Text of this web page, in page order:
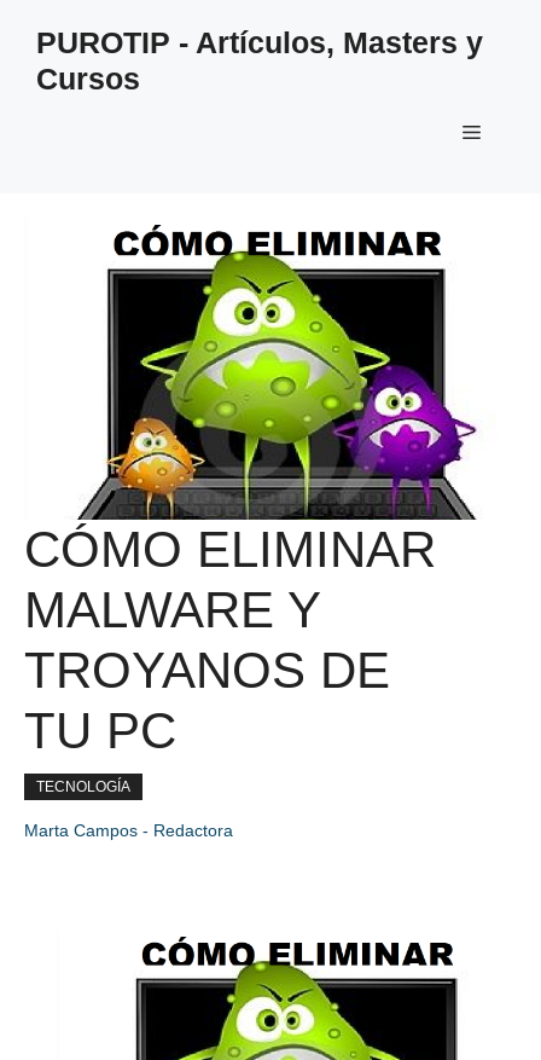
contenido
PUROTIP - Artículos, Masters y
Cursos
Menú
CÓMO ELIMINAR
MALWARE Y
TROYANOS DE
TU PC
TECNOLOGÍA
Marta Campos - Redactora